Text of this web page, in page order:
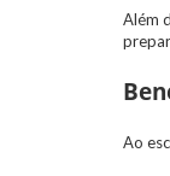
Além
Ao